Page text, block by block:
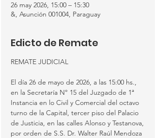
26 may 2026, 15:00 – 15:30
&, Asunción 001004, Paraguay
Edicto de Remate
REMATE JUDICIAL
El día 26 de mayo de 2026, a las 15:00 hs.,
en la Secretaría N° 15 del Juzgado de 1ª
Instancia en lo Civil y Comercial del octavo
turno de la Capital, tercer piso del Palacio
de Justicia, en las calles Alonso y Testanova,
por orden de S.S. Dr. Walter Raúl Mendoza